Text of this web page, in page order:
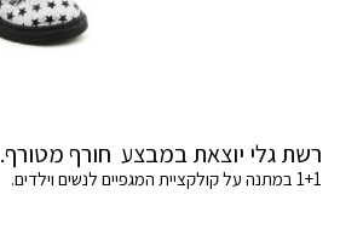
רשת גלי יוצאת במבצע חורף מטורף.
1+1 במתנה על קולקציית המגפיים לנשים וילדים.